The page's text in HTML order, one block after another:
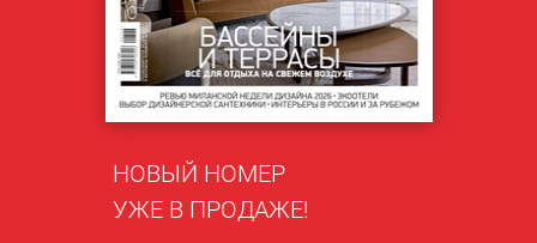
НОВЫЙ НОМЕР
УЖЕ В ПРОДАЖЕ!